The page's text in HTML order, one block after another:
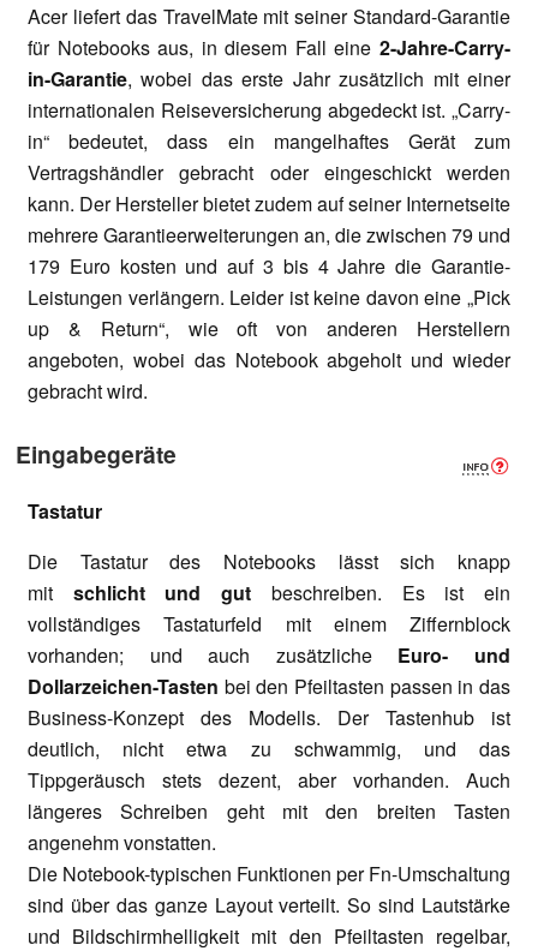
Acer liefert das TravelMate mit seiner Standard-Garantie
für Notebooks aus, in diesem Fall eine 2-Jahre-Carry-
in-Garantie, wobei das erste Jahr zusätzlich mit einer
internationalen Reiseversicherung abgedeckt ist. „Carry-
in“ bedeutet, dass ein mangelhaftes Gerät zum
Vertragshändler gebracht oder eingeschickt werden
kann. Der Hersteller bietet zudem auf seiner Internetseite
mehrere Garantieerweiterungen an, die zwischen 79 und
179 Euro kosten und auf 3 bis 4 Jahre die Garantie-
Leistungen verlängern. Leider ist keine davon eine „Pick
up & Return“, wie oft von anderen Herstellern
angeboten, wobei das Notebook abgeholt und wieder
gebracht wird.
Eingabegeräte
Tastatur
Die Tastatur des Notebooks lässt sich knapp
mit schlicht und gut beschreiben. Es ist ein
vollständiges Tastaturfeld mit einem Ziffernblock
vorhanden; und auch zusätzliche Euro- und
Dollarzeichen-Tasten bei den Pfeiltasten passen in das
Business-Konzept des Modells. Der Tastenhub ist
deutlich, nicht etwa zu schwammig, und das
Tippgeräusch stets dezent, aber vorhanden. Auch
längeres Schreiben geht mit den breiten Tasten
angenehm vonstatten.
Die Notebook-typischen Funktionen per Fn-Umschaltung
sind über das ganze Layout verteilt. So sind Lautstärke
und Bildschirmhelligkeit mit den Pfeiltasten regelbar,